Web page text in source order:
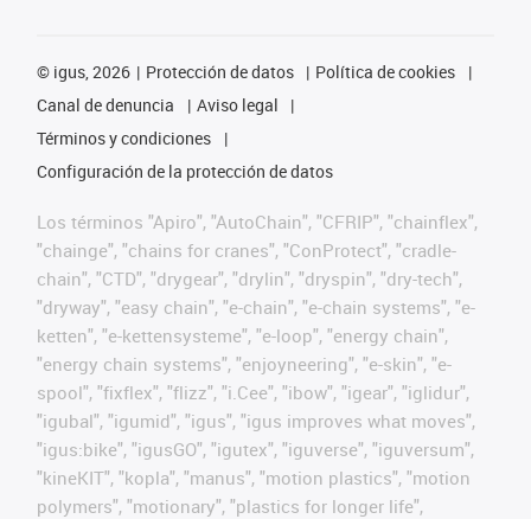
© igus, 2026 Protección de datos
Política de cookies
Canal de denuncia
Aviso legal
Términos y condiciones
Configuración de la protección de datos
Los términos "Apiro", "AutoChain", "CFRIP", "chainflex",
"chainge", "chains for cranes", "ConProtect", "cradle-
chain", "CTD", "drygear", "drylin", "dryspin", "dry-tech",
"dryway", "easy chain", "e-chain", "e-chain systems", "e-
ketten", "e-kettensysteme", "e-loop", "energy chain",
"energy chain systems", "enjoyneering", "e-skin", "e-
spool", "fixflex", "flizz", "i.Cee", "ibow", "igear", "iglidur",
"igubal", "igumid", "igus", "igus improves what moves",
"igus:bike", "igusGO", "igutex", "iguverse", "iguversum",
"kineKIT", "kopla", "manus", "motion plastics", "motion
polymers", "motionary", "plastics for longer life",